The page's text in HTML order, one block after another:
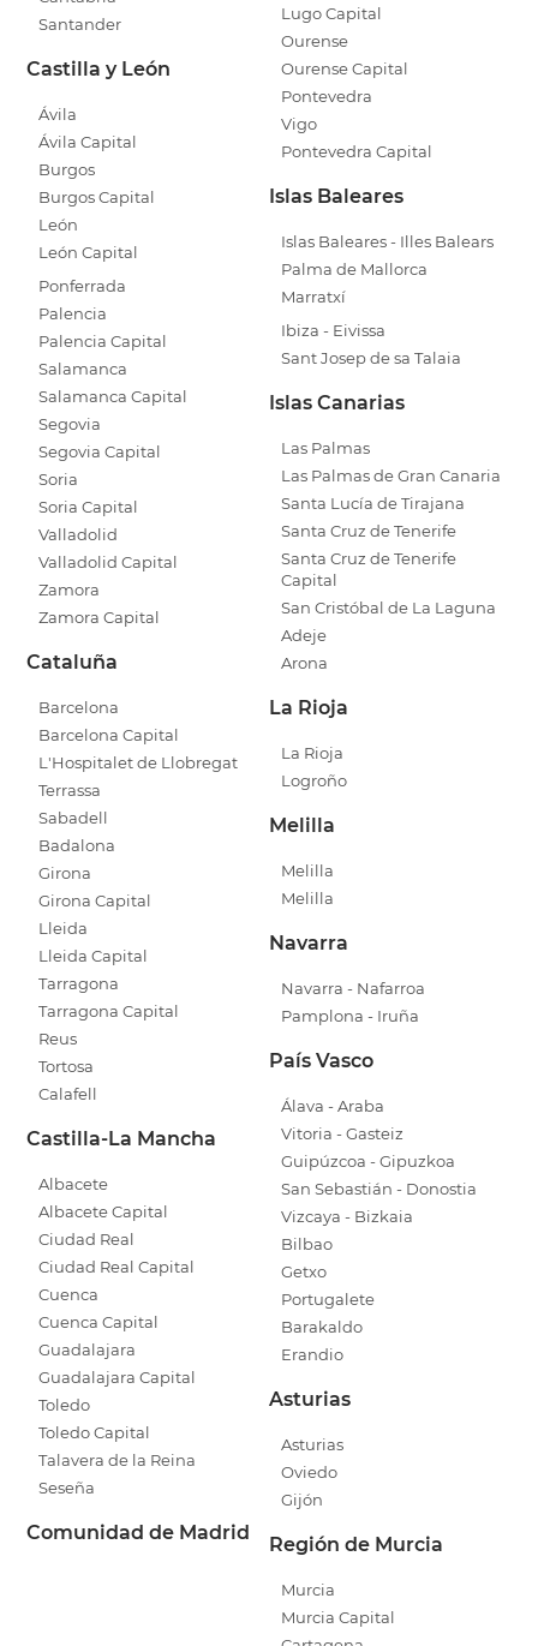
Santander
Castilla y León
Ávila
Ávila Capital
Burgos
Burgos Capital
León
León Capital
Ponferrada
Palencia
Palencia Capital
Salamanca
Salamanca Capital
Segovia
Segovia Capital
Soria
Soria Capital
Valladolid
Valladolid Capital
Zamora
Zamora Capital
Cataluña
Barcelona
Barcelona Capital
L'Hospitalet de Llobregat
Terrassa
Sabadell
Badalona
Girona
Girona Capital
Lleida
Lleida Capital
Tarragona
Tarragona Capital
Reus
Tortosa
Calafell
Castilla-La Mancha
Albacete
Albacete Capital
Ciudad Real
Ciudad Real Capital
Cuenca
Cuenca Capital
Guadalajara
Guadalajara Capital
Toledo
Toledo Capital
Talavera de la Reina
Seseña
Comunidad de Madrid
Lugo Capital
Ourense
Ourense Capital
Pontevedra
Vigo
Pontevedra Capital
Islas Baleares
Islas Baleares - Illes Balears
Palma de Mallorca
Marratxí
Ibiza - Eivissa
Sant Josep de sa Talaia
Islas Canarias
Las Palmas
Las Palmas de Gran Canaria
Santa Lucía de Tirajana
Santa Cruz de Tenerife
Santa Cruz de Tenerife
Capital
San Cristóbal de La Laguna
Adeje
Arona
La Rioja
La Rioja
Logroño
Melilla
Melilla
Melilla
Navarra
Navarra - Nafarroa
Pamplona - Iruña
País Vasco
Álava - Araba
Vitoria - Gasteiz
Guipúzcoa - Gipuzkoa
San Sebastián - Donostia
Vizcaya - Bizkaia
Bilbao
Getxo
Portugalete
Barakaldo
Erandio
Asturias
Asturias
Oviedo
Gijón
Región de Murcia
Murcia
Murcia Capital